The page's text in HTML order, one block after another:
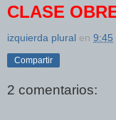
CLASE
izquierda plural en 9:45
Compartir
2 comentarios: